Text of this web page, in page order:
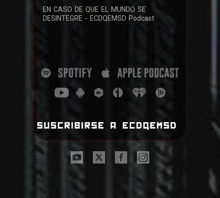
EN CASO DE QUE EL MUNDO SE
DESINTEGRE - ECDQEMSD Podcast